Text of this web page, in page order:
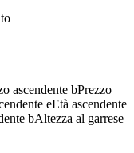
ascendente bPrezzo
eEtà ascendente
bAltezza al garrese